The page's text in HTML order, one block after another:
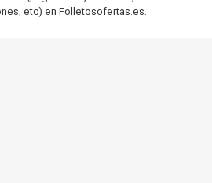
etc) en Folletosofertas.es.